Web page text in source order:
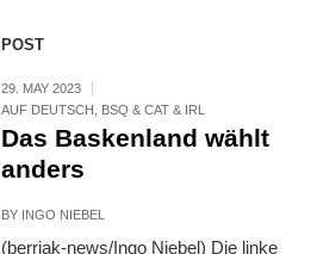
POST
29. MAY 2023
AUF DEUTSCH
BSQ & CAT & IRL
Das Baskenland wählt
anders
BY INGO NIEBEL
(berriak-news/Ingo Niebel) Die linke